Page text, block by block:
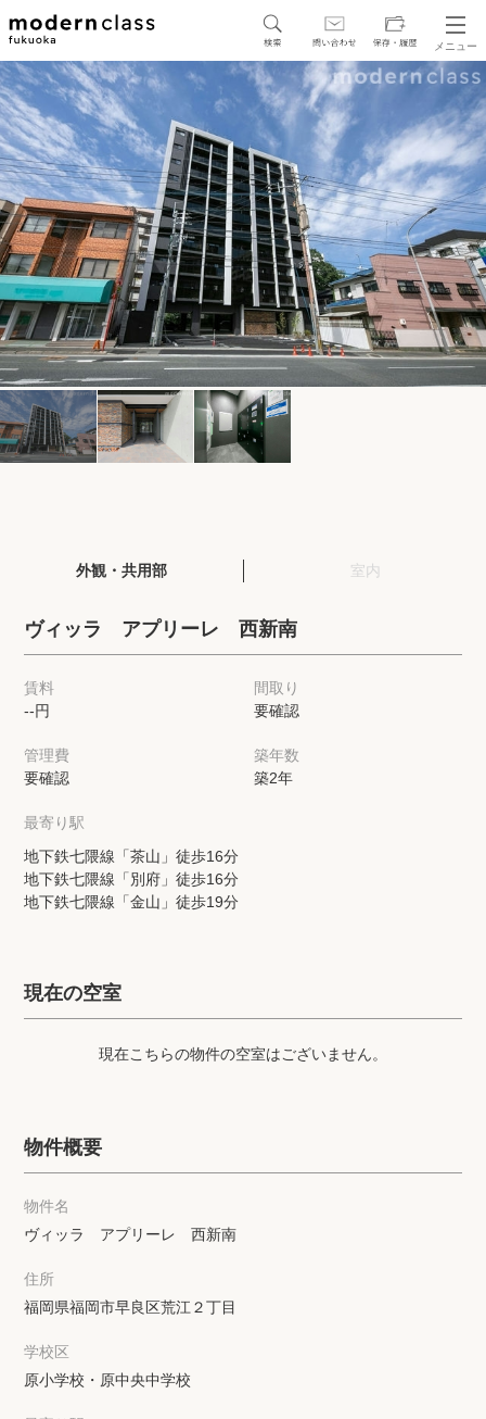
メニュー
SEARCH
地図から探す 駅・路線から探す
区から探す
人気エリアから探す
アクセスランキング
保存した検索条件
店舗・スタッフ紹介
希望条件を伝えてプロに探してもらう
来店予約
各種お問い合わせ
高級賃貸物件コラム
プライバシーポリシー
外観・共用部 室内
ヴィッラ アプリーレ 西新南
賃料
--円
間取り
要確認
管理費
要確認
築年数
築2年
最寄り駅
地下鉄七隈線「茶山」徒歩16分
地下鉄七隈線「別府」徒歩16分
地下鉄七隈線「金山」徒歩19分
現在の空室
現在こちらの物件の空室はございません。
物件概要
物件名
ヴィッラ アプリーレ 西新南
住所
福岡県福岡市早良区荒江２丁目
学校区
原小学校・原中央中学校